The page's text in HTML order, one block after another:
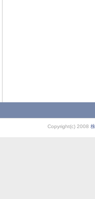
Copyright(c) 2008